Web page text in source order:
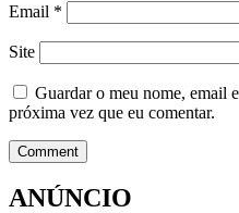
Email *
Site
Guardar o meu nome, email
próxima vez que eu comentar.
ANÚNCIO